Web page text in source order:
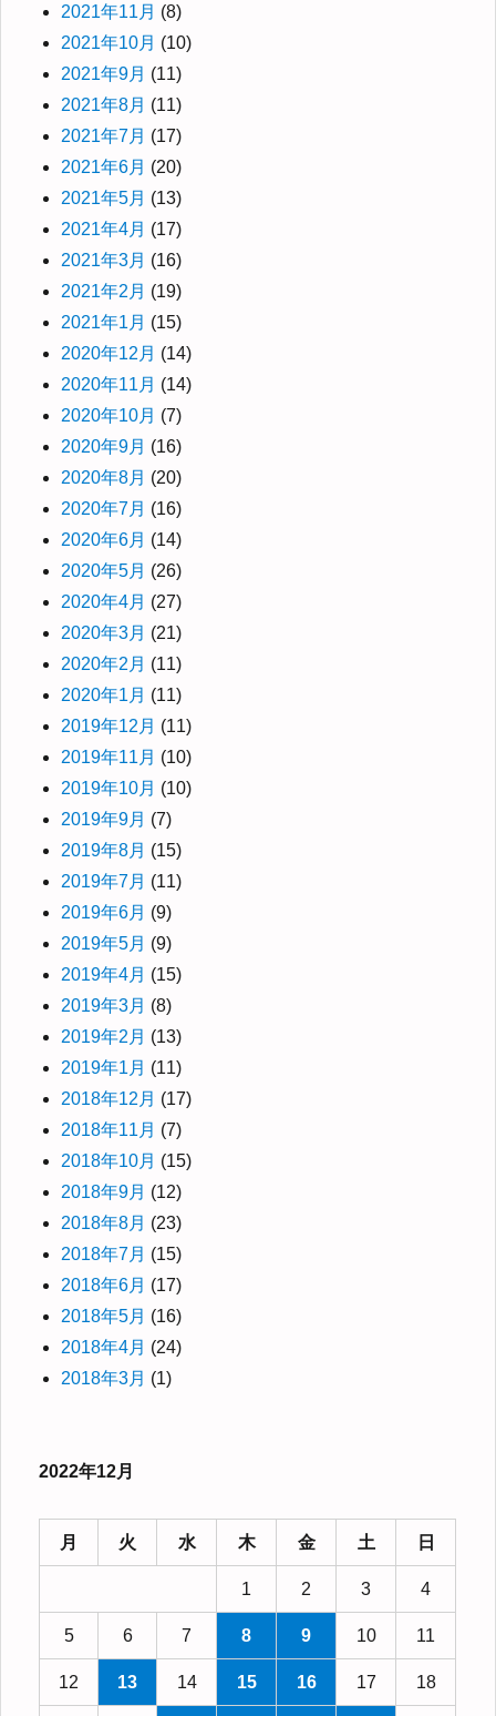
2021年11月 (8)
2021年10月 (10)
2021年9月 (11)
2021年8月 (11)
2021年7月 (17)
2021年6月 (20)
2021年5月 (13)
2021年4月 (17)
2021年3月 (16)
2021年2月 (19)
2021年1月 (15)
2020年12月 (14)
2020年11月 (14)
2020年10月 (7)
2020年9月 (16)
2020年8月 (20)
2020年7月 (16)
2020年6月 (14)
2020年5月 (26)
2020年4月 (27)
2020年3月 (21)
2020年2月 (11)
2020年1月 (11)
2019年12月 (11)
2019年11月 (10)
2019年10月 (10)
2019年9月 (7)
2019年8月 (15)
2019年7月 (11)
2019年6月 (9)
2019年5月 (9)
2019年4月 (15)
2019年3月 (8)
2019年2月 (13)
2019年1月 (11)
2018年12月 (17)
2018年11月 (7)
2018年10月 (15)
2018年9月 (12)
2018年8月 (23)
2018年7月 (15)
2018年6月 (17)
2018年5月 (16)
2018年4月 (24)
2018年3月 (1)
2022年12月
月 火 水 木 金 土 日
1 2 3 4
5 6 7 8 9 10 11
12 13 14 15 16 17 18